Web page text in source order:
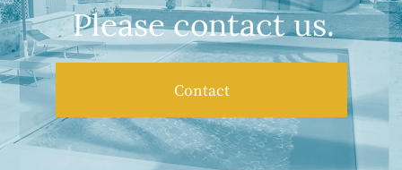
Please contact us.
Contact